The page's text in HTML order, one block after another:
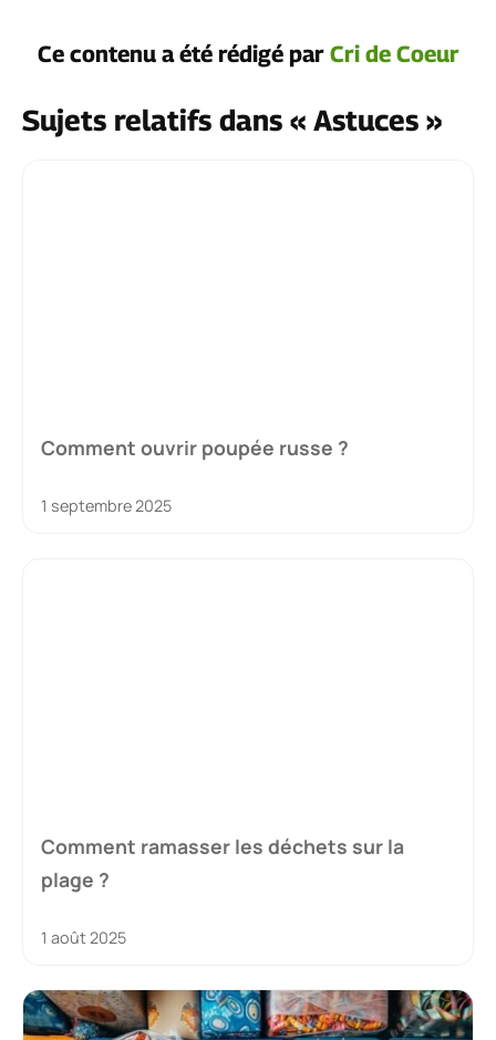
Ce contenu a été rédigé par Cri de Coeur
Sujets relatifs dans « Astuces »
Comment ouvrir poupée russe ?
1 septembre 2025
Comment ramasser les déchets sur la
plage ?
1 août 2025